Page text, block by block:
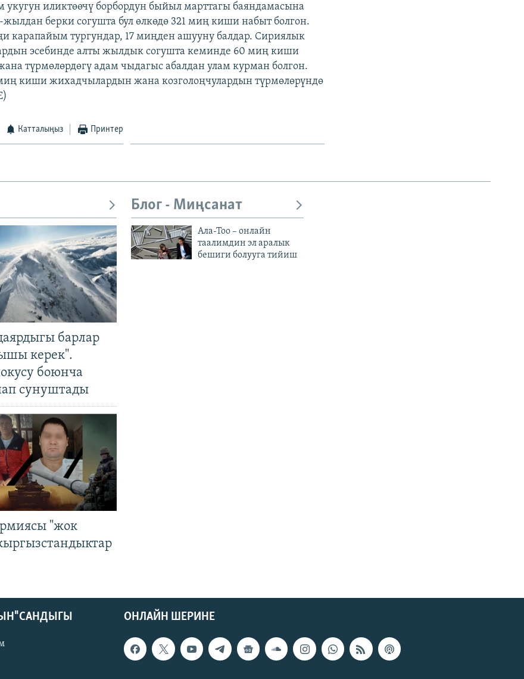
укугун иликтөөчү борбордун быйыл марттагы баяндамасына
жылдан берки согушта бул өлкөдө 321 миң киши набыт болгон.
карапайым тургундар, 17 миңден ашууну балдар. ​Сириялык
эсебинде алты жылдык согушта кеминде 60 миң киши
түрмөлөрдөгү адам чыдагыс абалдан улам курман болгон.
киши жихадчылардын жана козголоңчулардын түрмөлөрүндө
Катталыңыз Принтер
барлар
керек".
боюнча
сунуштады
"жок
Блог - Миңсанат
Ала-Тоо – онлайн
таалимдин эл аралык
бешиги болууга тийиш
ОНЛАЙН ШЕРИНЕ
САНДЫГЫ